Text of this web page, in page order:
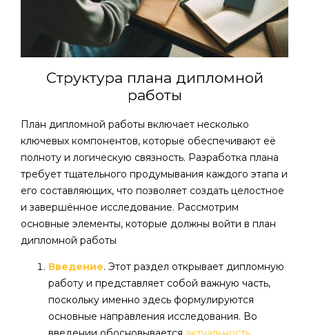
Структура плана дипломной
работы
План дипломной работы включает несколько
ключевых компонентов, которые обеспечивают её
полноту и логическую связность. Разработка плана
требует тщательного продумывания каждого этапа и
его составляющих, что позволяет создать целостное
и завершённое исследование. Рассмотрим
основные элементы, которые должны войти в план
дипломной работы
Введение. Этот раздел открывает дипломную
работу и представляет собой важную часть,
поскольку именно здесь формулируются
основные направления исследования. Во